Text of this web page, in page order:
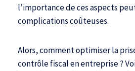
l’importance de ces aspects
complications coûteuses.
Alors, comment optimiser la
contrôle fiscal en entreprise ?